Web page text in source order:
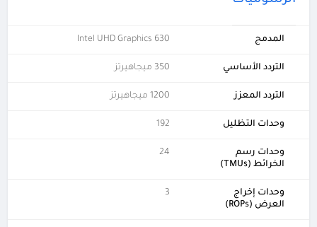
المدمج Intel UHD Graphics 630
التردد الأساسي 350 ميجاهيرتز
التردد المعزز 1200 ميجاهيرتز
وحدات التظليل 192
وحدات رسم
الخرائط (TMUs)
24
وحدات إخراج
العرض (ROPs)
3